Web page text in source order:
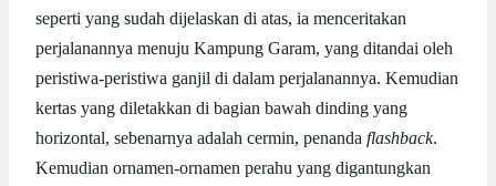
seperti yang sudah dijelaskan di atas, ia menceritakan
perjalanannya menuju Kampung Garam, yang ditandai oleh
peristiwa-peristiwa ganjil di dalam perjalanannya. Kemudian
kertas yang diletakkan di bagian bawah dinding yang
horizontal, sebenarnya adalah cermin, penanda flashback.
Kemudian ornamen-ornamen perahu yang digantungkan